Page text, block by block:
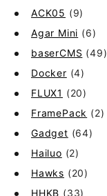
ACK05 (9)
Agar Mini (6)
baserCMS (49)
Docker (4)
FLUX1 (20)
FramePack (2)
Gadget (64)
Hailuo (2)
Hawks (20)
HHKB (33)